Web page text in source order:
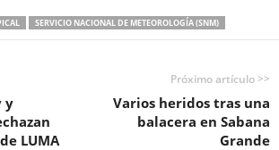
SERVICIO NACIONAL DE METEOROLOGÍA (SNM)
y
LUMA
Próximo artículo >>
Varios heridos tras una
balacera en Sabana
Grande